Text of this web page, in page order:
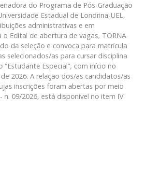
do Programa de Pós-Graduação
Estadual de Londrina-UEL,
administrativas e em
Edital de abertura de vagas, TORNA
da seleção e convoca para matrícula
selecionados/as para cursar disciplina
Especial”, com início no
2026. A relação dos/as candidatos/as
inscrições foram abertas por meio
n. 09/2026, está disponível no item IV